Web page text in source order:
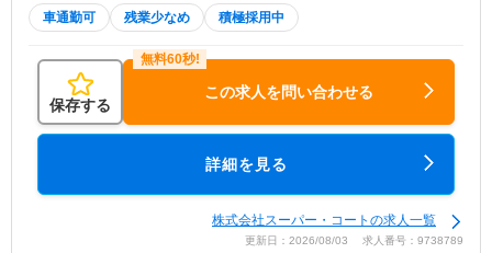
車通勤可 残業少なめ 積極採用中
保存する
この求人を問い合わせる
詳細を見る
株式会社スーパー・コートの求人一覧
更新日：2026/08/03 求人番号：9738789